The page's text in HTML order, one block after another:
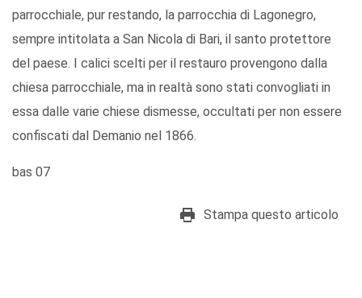
parrocchiale, pur restando, la parrocchia di Lagonegro,
sempre intitolata a San Nicola di Bari, il santo protettore
del paese. I calici scelti per il restauro provengono dalla
chiesa parrocchiale, ma in realtà sono stati convogliati in
essa dalle varie chiese dismesse, occultati per non essere
confiscati dal Demanio nel 1866.
bas 07
Stampa questo articolo